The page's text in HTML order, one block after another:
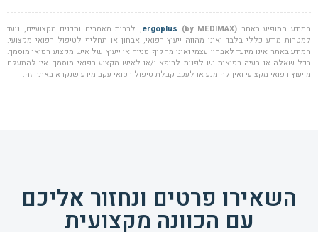
המידע המופיע באתר ergoplus (by MEDIMAX)
, לרבות מאמרים ותכנים מקצועיים, נועד
למטרות מידע כללי בלבד ואינו מהווה ייעוץ רפואי, אבחון או תחליף לטיפול רפואי מקצועי.
המידע באתר אינו מיועד לאבחון עצמי ואינו מחליף פנייה או ייעוץ של איש מקצוע רפואי מוסמך.
בכל שאלה או בעיה רפואית יש לפנות לרופא ו/או לאיש מקצוע רפואי מוסמך. אין להתעלם
מייעוץ רפואי מקצועי ואין להימנע או לעכב קבלת טיפול רפואי עקב מידע שנקרא באתר זה.
השאירו פרטים ונחזור אליכם
עם הכוונה מקצועית